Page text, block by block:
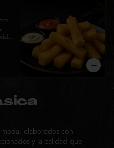
elaborados con
y la calidad que